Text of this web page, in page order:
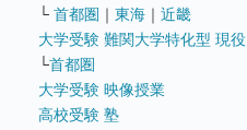
└ 首都圏 ｜ 東海 ｜ 近畿
大学受験 難関大学特化型 現役
└首都圏
大学受験 映像授業
高校受験 塾